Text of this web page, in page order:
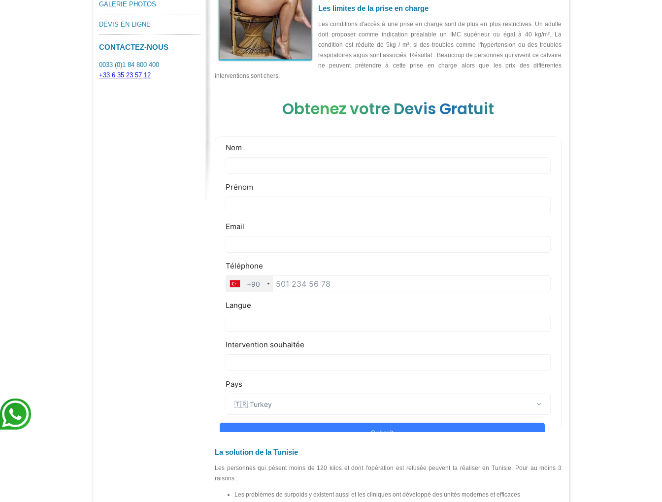
GALERIE PHOTOS
DEVIS EN LIGNE
CONTACTEZ-NOUS
0033 (0)1 84 800 400
+33 6 35 23 57 12
Les limites de la prise en charge
Les conditions d'accès à une prise en charge sont de plus en plus restrictives. Un adulte
doit proposer comme indication préalable un IMC supérieur ou égal à 40 kg/m². La
condition est réduite de 5kg / m², si des troubles comme l'hypertension ou des troubles
respiratoires aigus sont associés. Résultat : Beaucoup de personnes qui vivent ce calvaire
ne peuvent prétendre à cette prise en charge alors que les prix des différentes
interventions sont chers.
Obtenez votre Devis Gratuit
La solution de la Tunisie
Les personnes qui pèsent moins de 120 kilos et dont l'opération est refusée peuvent la réaliser en Tunisie. Pour au moins 3
raisons :
Les problèmes de surpoids y existent aussi et les cliniques ont développé des unités modernes et efficaces